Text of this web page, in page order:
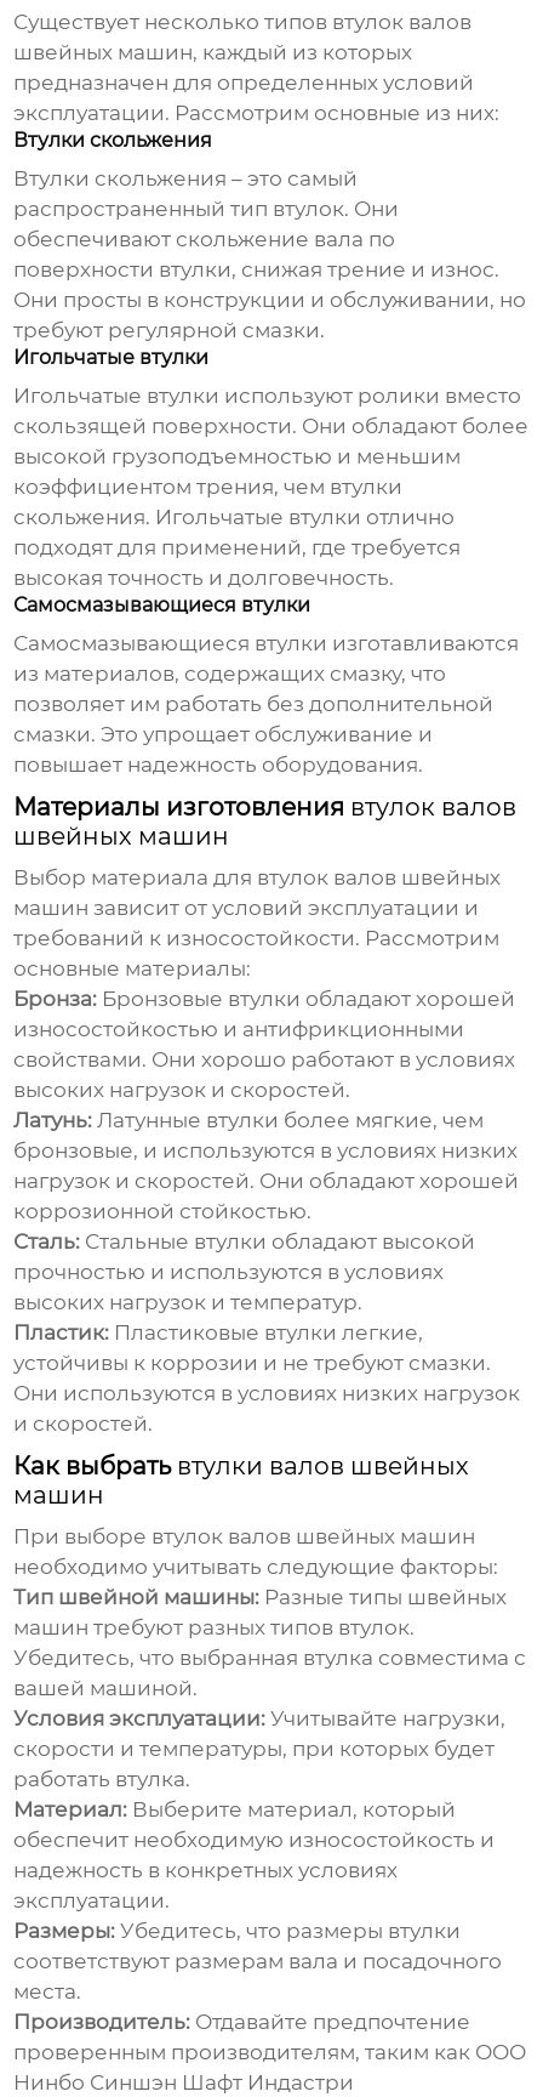
Существует несколько типов втулок валов
швейных машин, каждый из которых
предназначен для определенных условий
эксплуатации. Рассмотрим основные из них:
Втулки скольжения
Втулки скольжения – это самый
распространенный тип втулок. Они
обеспечивают скольжение вала по
поверхности втулки, снижая трение и износ.
Они просты в конструкции и обслуживании, но
требуют регулярной смазки.
Игольчатые втулки
Игольчатые втулки используют ролики вместо
скользящей поверхности. Они обладают более
высокой грузоподъемностью и меньшим
коэффициентом трения, чем втулки
скольжения. Игольчатые втулки отлично
подходят для применений, где требуется
высокая точность и долговечность.
Самосмазывающиеся втулки
Самосмазывающиеся втулки изготавливаются
из материалов, содержащих смазку, что
позволяет им работать без дополнительной
смазки. Это упрощает обслуживание и
повышает надежность оборудования.
Материалы изготовления втулок валов
швейных машин
Выбор материала для втулок валов швейных
машин зависит от условий эксплуатации и
требований к износостойкости. Рассмотрим
основные материалы:
Бронза: Бронзовые втулки обладают хорошей
износостойкостью и антифрикционными
свойствами. Они хорошо работают в условиях
высоких нагрузок и скоростей.
Латунь: Латунные втулки более мягкие, чем
бронзовые, и используются в условиях низких
нагрузок и скоростей. Они обладают хорошей
коррозионной стойкостью.
Сталь: Стальные втулки обладают высокой
прочностью и используются в условиях
высоких нагрузок и температур.
Пластик: Пластиковые втулки легкие,
устойчивы к коррозии и не требуют смазки.
Они используются в условиях низких нагрузок
и скоростей.
Как выбрать втулки валов швейных
машин
При выборе втулок валов швейных машин
необходимо учитывать следующие факторы:
Тип швейной машины: Разные типы швейных
машин требуют разных типов втулок.
Убедитесь, что выбранная втулка совместима с
вашей машиной.
Условия эксплуатации: Учитывайте нагрузки,
скорости и температуры, при которых будет
работать втулка.
Материал: Выберите материал, который
обеспечит необходимую износостойкость и
надежность в конкретных условиях
эксплуатации.
Размеры: Убедитесь, что размеры втулки
соответствуют размерам вала и посадочного
места.
Производитель: Отдавайте предпочтение
проверенным производителям, таким как ООО
Нинбо Синшэн Шафт Индастри